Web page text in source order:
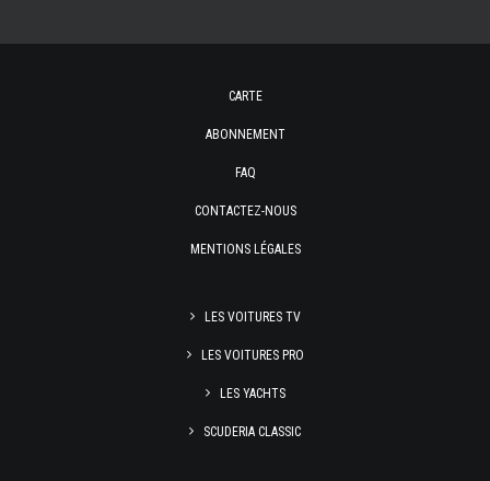
CARTE
ABONNEMENT
FAQ
CONTACTEZ-NOUS
MENTIONS LÉGALES
LES VOITURES TV
LES VOITURES PRO
LES YACHTS
SCUDERIA CLASSIC